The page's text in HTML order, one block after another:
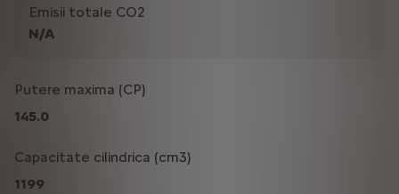
Emisii totale CO2
N/A
Putere maxima (CP)
145.0
Capacitate cilindrica (cm3)
1199